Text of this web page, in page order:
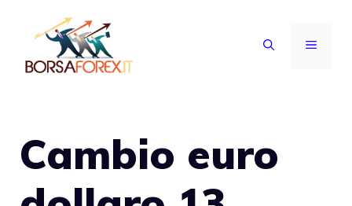
contenuto
MENU
Cambio euro